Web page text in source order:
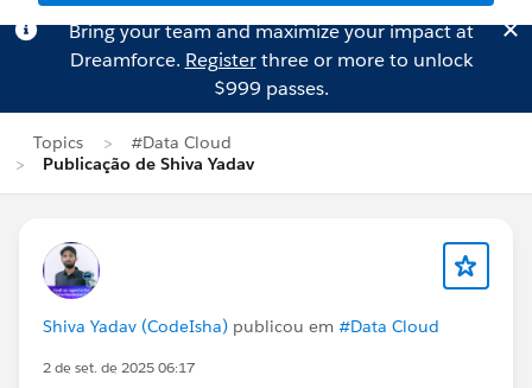
Bring your team and maximize your impact at
Dreamforce. Registerthree or more to unlock
$999 passes.
Topics
#Data Cloud
Publicação de Shiva Yadav
Shiva Yadav (CodeIsha) publicou em #Data Cloud
2 de set. de 2025 06:17